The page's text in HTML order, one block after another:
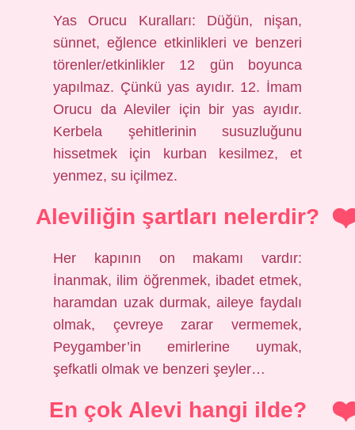
Yas Orucu Kuralları: Düğün, nişan,
sünnet, eğlence etkinlikleri ve benzeri
törenler/etkinlikler 12 gün boyunca
yapılmaz. Çünkü yas ayıdır. 12. İmam
Orucu da Aleviler için bir yas ayıdır.
Kerbela şehitlerinin susuzluğunu
hissetmek için kurban kesilmez, et
yenmez, su içilmez.
Aleviliğin şartları nelerdir?
Her kapının on makamı vardır:
İnanmak, ilim öğrenmek, ibadet etmek,
haramdan uzak durmak, aileye faydalı
olmak, çevreye zarar vermemek,
Peygamber’in emirlerine uymak,
şefkatli olmak ve benzeri şeyler…
En çok Alevi hangi ilde?